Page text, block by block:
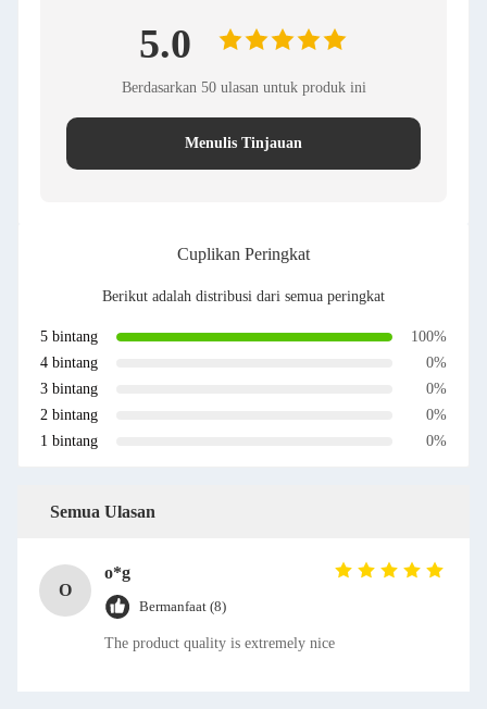
5.0
Berdasarkan 50 ulasan untuk produk ini
Menulis Tinjauan
Cuplikan Peringkat
Berikut adalah distribusi dari semua peringkat
5 bintang
100%
4 bintang
0%
3 bintang
0%
2 bintang
0%
1 bintang
0%
Semua Ulasan
O
o*g
Bermanfaat (8)
The product quality is extremely nice